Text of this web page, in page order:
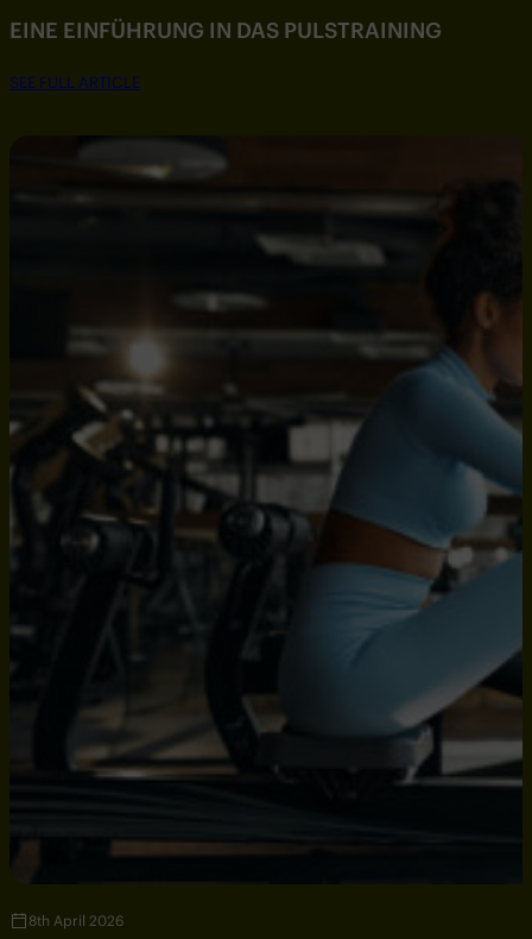
EINE EINFÜHRUNG IN DAS PULSTRAINING
SEE FULL ARTICLE
8th April 2026